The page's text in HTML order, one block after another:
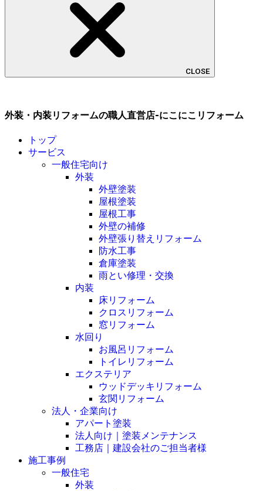
CLOSE
外装・内装リフォームの職人直営店-にこにこリフォーム
トップ
サービス
一般住宅向け
外装
外壁塗装
屋根塗装
屋根工事
外壁の補修
外壁張り替えリフォーム
防水工事
倉庫塗装
雨とい修理・交換
内装
床リフォーム
クロスリフォーム
窓リフォーム
水回り
お風呂リフォーム
トイレリフォーム
エクステリア
ウッドデッキリフォーム
玄関リフォーム
法人・企業向け
アパート塗装
法人向け｜塗装メンテナンス
工務店｜建設会社のご担当者様
施工事例
一般住宅
外装